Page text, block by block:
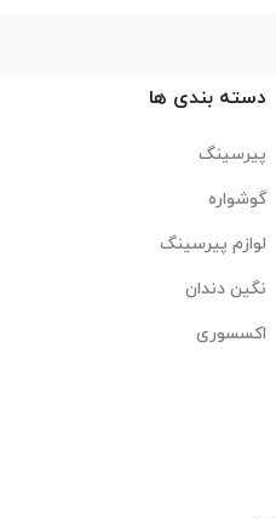
دسته بندی ها
پیرسینگ
گوشواره
لوازم پیرسینگ
نگین دندان
اکسسوری